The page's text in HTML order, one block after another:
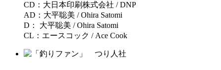
CD：大日本印刷株式会社 / DNP
AD：大平聡美 / Ohira Satomi
D： 大平聡美 / Ohira Satomi
CL：エースコック / Ace Cook